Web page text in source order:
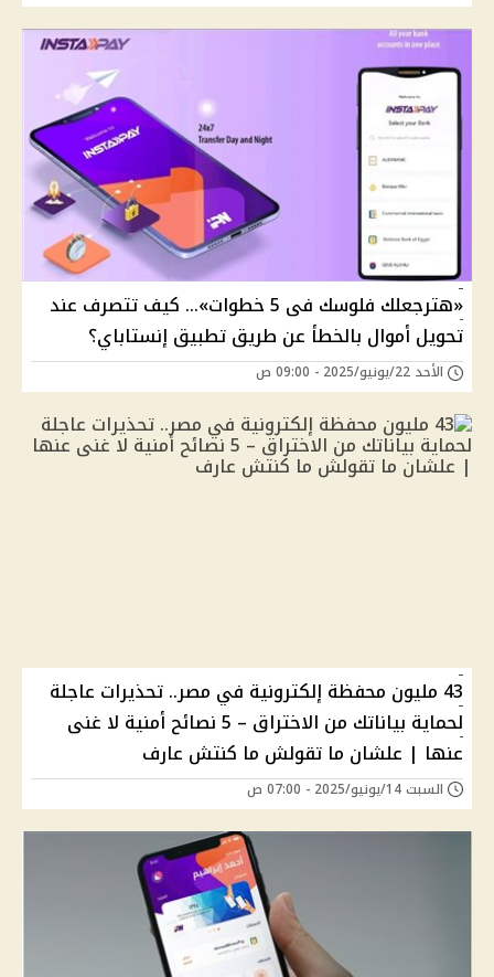
«هترجعلك فلوسك فى 5 خطوات»… كيف تتصرف عند
تحويل أموال بالخطأ عن طريق تطبيق إنستاباي؟
الأحد 22/يونيو/2025 - 09:00 ص
43 مليون محفظة إلكترونية في مصر.. تحذيرات عاجلة
لحماية بياناتك من الاختراق – 5 نصائح أمنية لا غنى
عنها | علشان ما تقولش ما كنتش عارف
السبت 14/يونيو/2025 - 07:00 ص